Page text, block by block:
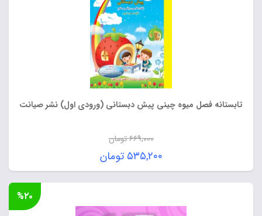
تابستانه فصل میوه چینی پیش دبستانی (ورودی اول) نشر صیانت
۶۶۹,۰۰۰تومان
قیمت
اصلی:
۶۶۹,۰۰۰ تومان
۵۳۵,۲۰۰ تومان
قیمت
فعلی:
۵۳۵,۲۰۰ تومان.
%۲۰